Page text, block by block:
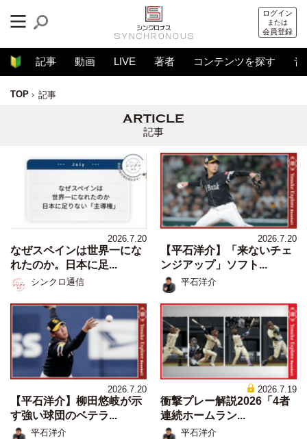
ログイン
または
会員登録
記事 動画 LIVE 著者 コンテンツを探す 音
TOP 記事
記事
2026.7.20
なぜスペインは世界一にな
れたのか。日本に足...
シンクロ通信
2026.7.20
【平石洋介】「来ないチェ
ンジアップ」ソフト...
平石洋介
2026.7.20
【平石洋介】柳田悠岐が示
す強い球団のベテラ...
平石洋介
2026.7.19
衝撃プレー解説2026「4者
連続ホームラン...
平石洋介